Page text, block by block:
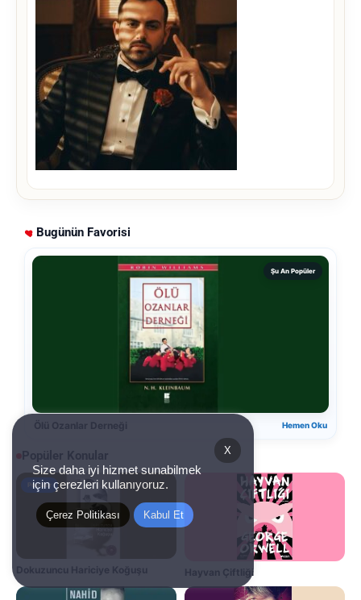
Bugünün Favorisi
Şu An Popüler
Ölü Ozanlar Derneği Hemen Oku
Popüler Konular
Popüler
Dokuzuncu Hariciye Koğuşu Hayvan Çiftliği
X
Size daha iyi hizmet sunabilmek
için çerezleri kullanıyoruz.
Çerez Politikası Kabul Et